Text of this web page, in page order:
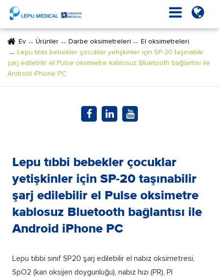
Ev Ürünler Darbe oksimetreleri
El oksimetreleri
Lepu tıbbi bebekler çocuklar yetişkinler için SP-20 taşınabilir
şarj edilebilir el Pulse oksimetre kablosuz Bluetooth bağlantısı ile
Android iPhone PC
Lepu tıbbi bebekler çocuklar
yetişkinler için SP-20 taşınabilir
şarj edilebilir el Pulse oksimetre
kablosuz Bluetooth bağlantısı ile
Android iPhone PC
Lepu tıbbi sınıf SP20 şarj edilebilir el nabız oksimetresi,
SpO2 (kan oksijen doygunluğu), nabız hızı (PR), PI